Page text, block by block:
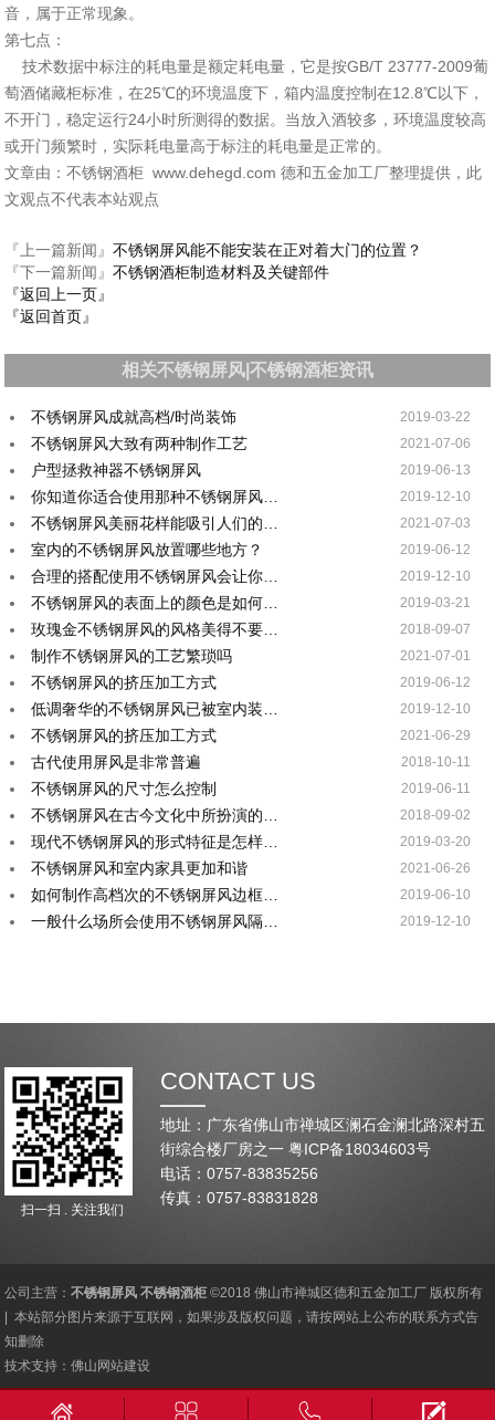
音，属于正常现象。
第七点：
技术数据中标注的耗电量是额定耗电量，它是按GB/T 23777-2009葡
萄酒储藏柜标准，在25℃的环境温度下，箱内温度控制在12.8℃以下，
不开门，稳定运行24小时所测得的数据。当放入酒较多，环境温度较高
或开门频繁时，实际耗电量高于标注的耗电量是正常的。
文章由：不锈钢酒柜 www.dehegd.com 德和五金加工厂整理提供，此
文观点不代表本站观点
『上一篇新闻』不锈钢屏风能不能安装在正对着大门的位置？
『下一篇新闻』不锈钢酒柜制造材料及关键部件
『返回上一页』
『返回首页』
相关不锈钢屏风|不锈钢酒柜资讯
不锈钢屏风成就高档/时尚装饰 2019-03-22
不锈钢屏风大致有两种制作工艺 2021-07-06
户型拯救神器不锈钢屏风 2019-06-13
你知道你适合使用那种不锈钢屏风… 2019-12-10
不锈钢屏风美丽花样能吸引人们的… 2021-07-03
室内的不锈钢屏风放置哪些地方？ 2019-06-12
合理的搭配使用不锈钢屏风会让你… 2019-12-10
不锈钢屏风的表面上的颜色是如何… 2019-03-21
玫瑰金不锈钢屏风的风格美得不要… 2018-09-07
制作不锈钢屏风的工艺繁琐吗 2021-07-01
不锈钢屏风的挤压加工方式 2019-06-12
低调奢华的不锈钢屏风已被室内装… 2019-12-10
不锈钢屏风的挤压加工方式 2021-06-29
古代使用屏风是非常普遍 2018-10-11
不锈钢屏风的尺寸怎么控制 2019-06-11
不锈钢屏风在古今文化中所扮演的… 2018-09-02
现代不锈钢屏风的形式特征是怎样… 2019-03-20
不锈钢屏风和室内家具更加和谐 2021-06-26
如何制作高档次的不锈钢屏风边框… 2019-06-10
一般什么场所会使用不锈钢屏风隔… 2019-12-10
扫一扫 . 关注我们
CONTACT US
地址：广东省佛山市禅城区澜石金澜北路深村五
街综合楼厂房之一 粤ICP备18034603号
电话：0757-83835256
传真：0757-83831828
公司主营：不锈钢屏风 不锈钢酒柜 ©2018 佛山市禅城区德和五金加工厂 版权所有
| 本站部分图片来源于互联网，如果涉及版权问题，请按网站上公布的联系方式告
知删除
技术支持：佛山网站建设